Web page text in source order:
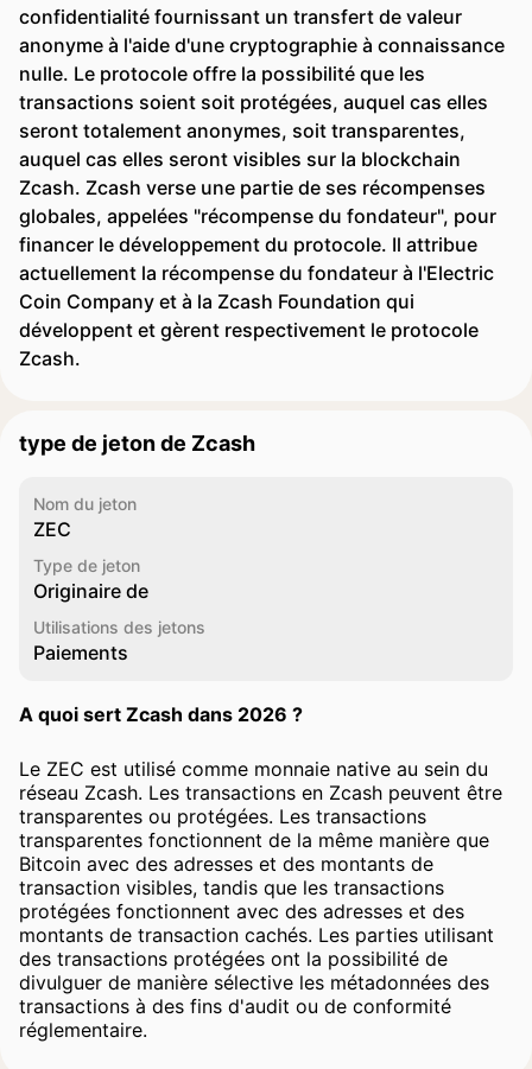
confidentialité fournissant un transfert de valeur
anonyme à l'aide d'une cryptographie à connaissance
nulle. Le protocole offre la possibilité que les
transactions soient soit protégées, auquel cas elles
seront totalement anonymes, soit transparentes,
auquel cas elles seront visibles sur la blockchain
Zcash. Zcash verse une partie de ses récompenses
globales, appelées "récompense du fondateur", pour
financer le développement du protocole. Il attribue
actuellement la récompense du fondateur à l'Electric
Coin Company et à la Zcash Foundation qui
développent et gèrent respectivement le protocole
Zcash.
type de jeton de Zcash
Nom du jeton
ZEC
Type de jeton
Originaire de
Utilisations des jetons
Paiements
A quoi sert Zcash dans 2026 ?
Le ZEC est utilisé comme monnaie native au sein du
réseau Zcash. Les transactions en Zcash peuvent être
transparentes ou protégées. Les transactions
transparentes fonctionnent de la même manière que
Bitcoin avec des adresses et des montants de
transaction visibles, tandis que les transactions
protégées fonctionnent avec des adresses et des
montants de transaction cachés. Les parties utilisant
des transactions protégées ont la possibilité de
divulguer de manière sélective les métadonnées des
transactions à des fins d'audit ou de conformité
réglementaire.